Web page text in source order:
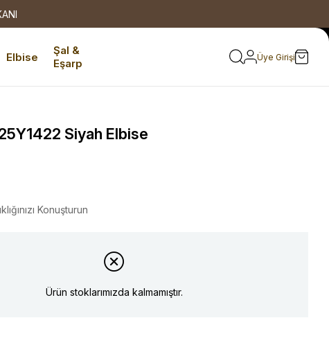
Elbise
Şal &
Eşarp
Üye Girişi
Siyah Elbise
Konuşturun
Ürün stoklarımızda kalmamıştır.